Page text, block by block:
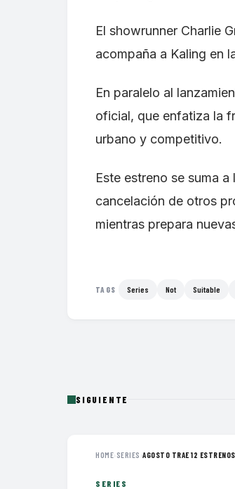
El showrunner Charlie
acompaña a Kaling en
En paralelo al
oficial, que enfatiza la
urbano y competitivo.
Este estreno se suma
cancelación de otros
mientras prepara
TAGS Series Not Suitable
SIGUIENTE
HOME› SERIES ›AGOSTO TRAE 12
SERIES